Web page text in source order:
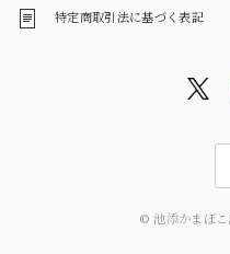
特定商取引法に基づく表記
© 池添かまぼ